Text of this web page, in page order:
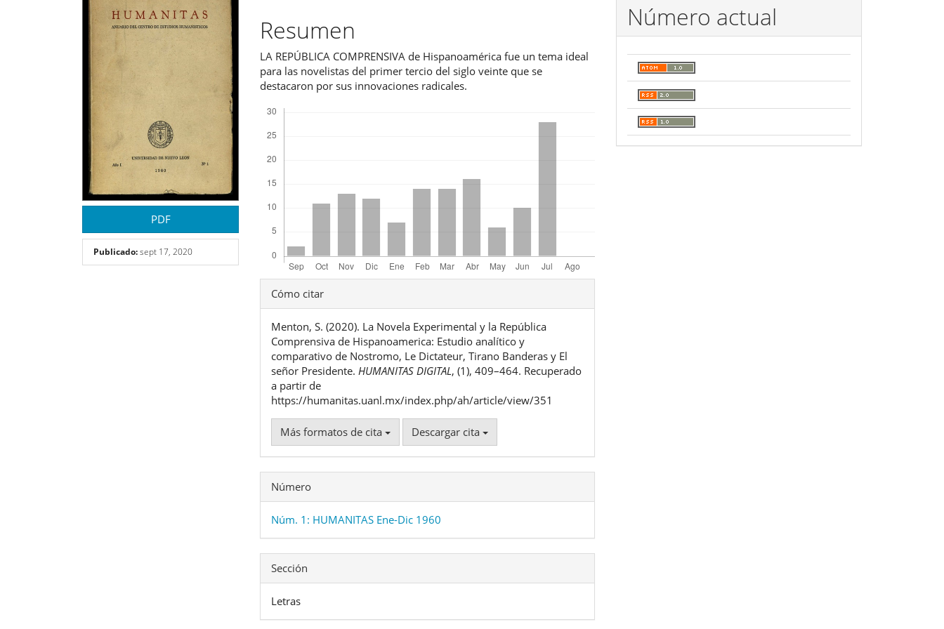
lateral
del
artículo
PDF
Publicado:sept 17, 2020
principal
del
artículo
Resumen
LA REPÚBLICA COMPRENSIVA de Hispanoamérica fue un tema ideal
para las novelistas del primer tercio del siglo veinte que se
destacaron por sus innovaciones radicales.
Detalles
del
artículo
Cómo citar
Menton, S. (2020). La Novela Experimental y la República
Comprensiva de Hispanoamerica: Estudio analítico y
comparativo de Nostromo, Le Dictateur, Tirano Banderas y El
señor Presidente.HUMANITAS DIGITAL, (1), 409–464. Recuperado
a partir de
https://humanitas.uanl.mx/index.php/ah/article/view/351
Más formatos de cita Descargar cita
Número
Núm. 1: HUMANITAS Ene-Dic 1960
Sección
Letras
Número actual